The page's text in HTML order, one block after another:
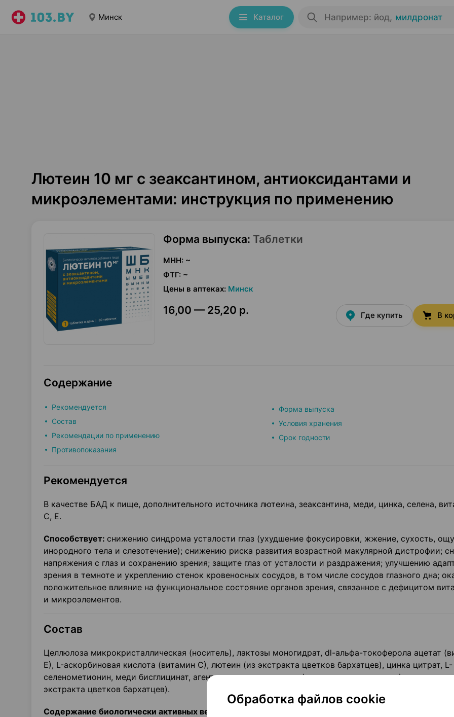
Минск Каталог Например: йод, милдронат
Лютеин 10 мг с зеаксантином, антиоксидантами и
микроэлементами: инструкция по применению
Форма выпуска: Таблетки
МНН: ~
ФТГ: ~
Цены в аптеках: Минск
16,00 — 25,20 р. Где купить В
Содержание
Рекомендуется
Состав
Рекомендации по применению
Противопоказания
Форма выпуска
Условия хранения
Срок годности
Рекомендуется
В качестве БАД к пище, дополнительного источника лютеина, зеаксантина, меди, цинка, селена,
С, Е.
Способствует: снижению синдрома усталости глаз (ухудшение фокусировки, жжение, сухость,
инородного тела и слезотечение); снижению риска развития возрастной макулярной дистрофии;
напряжения с глаз и сохранению зрения; защите глаз от усталости и раздражения; улучшению
зрения в темноте и укреплению стенок кровеносных сосудов, в том числе сосудов глазного дна;
положительное влияние на функциональное состояние органов зрения, связанное с дефицитом
и микроэлементов.
Состав
Целлюлоза микрокристаллическая (носитель), лактозы моногидрат, dl-альфа-токоферола ацетат
Е), L-аскорбиновая кислота (витамин С), лютеин (из экстракта цветков бархатцев), цинка цитрат, L-
селенометионин, меди бисглицинат, агенты антислеживающие (кальция стеарат, тальк), зеаксантин
экстракта цветков бархатцев).
Содержание биологически активных веществ в БАД:
Обработка файлов cookie